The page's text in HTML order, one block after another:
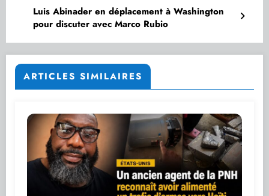
Luis Abinader en déplacement à Washington
pour discuter avec Marco Rubio
ARTICLES SIMILAIRES